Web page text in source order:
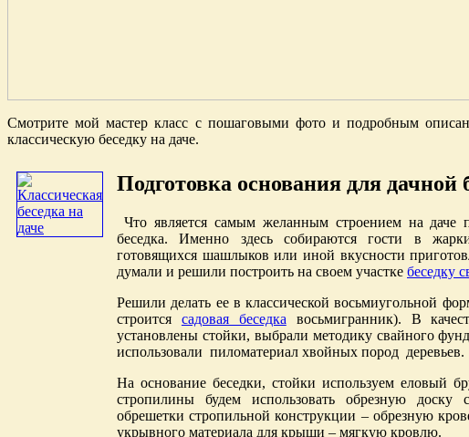
Смотрите мой мастер класс с пошаговыми фото и подробным
классическую беседку на даче.
Подготовка основания для дачной
Что является самым желанным строением на даче
беседка. Именно здесь собираются гости в
готовящихся шашлыков или иной вкусности
думали и решили построить на своем участке беседку
Решили делать ее в классической восьмиугольной
строится садовая беседка восьмигранник). В
установлены стойки, выбрали методику свайного
использовали пиломатериал хвойных пород деревьев.
На основание беседки, стойки используем еловый
стропилины будем использовать обрезную
обрешетки стропильной конструкции – обрезную
укрывного материала для крыши – мягкую кровлю.